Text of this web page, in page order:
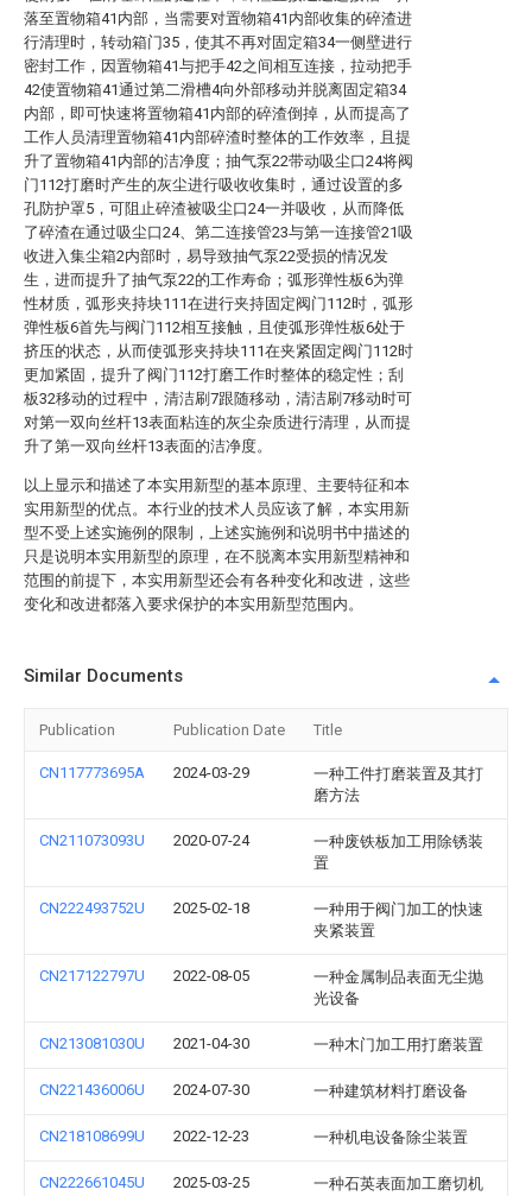
落至置物箱41内部，当需要对置物箱41内部收集的碎渣进
行清理时，转动箱门35，使其不再对固定箱34一侧壁进行
密封工作，因置物箱41与把手42之间相互连接，拉动把手
42使置物箱41通过第二滑槽4向外部移动并脱离固定箱34
内部，即可快速将置物箱41内部的碎渣倒掉，从而提高了
工作人员清理置物箱41内部碎渣时整体的工作效率，且提
升了置物箱41内部的洁净度；抽气泵22带动吸尘口24将阀
门112打磨时产生的灰尘进行吸收收集时，通过设置的多
孔防护罩5，可阻止碎渣被吸尘口24一并吸收，从而降低
了碎渣在通过吸尘口24、第二连接管23与第一连接管21吸
收进入集尘箱2内部时，易导致抽气泵22受损的情况发
生，进而提升了抽气泵22的工作寿命；弧形弹性板6为弹
性材质，弧形夹持块111在进行夹持固定阀门112时，弧形
弹性板6首先与阀门112相互接触，且使弧形弹性板6处于
挤压的状态，从而使弧形夹持块111在夹紧固定阀门112时
更加紧固，提升了阀门112打磨工作时整体的稳定性；刮
板32移动的过程中，清洁刷7跟随移动，清洁刷7移动时可
对第一双向丝杆13表面粘连的灰尘杂质进行清理，从而提
升了第一双向丝杆13表面的洁净度。
以上显示和描述了本实用新型的基本原理、主要特征和本
实用新型的优点。本行业的技术人员应该了解，本实用新
型不受上述实施例的限制，上述实施例和说明书中描述的
只是说明本实用新型的原理，在不脱离本实用新型精神和
范围的前提下，本实用新型还会有各种变化和改进，这些
变化和改进都落入要求保护的本实用新型范围内。
Similar Documents
Publication Publication Date Title
CN117773695A 2024-03-29
一种工件打磨装置及其打
磨方法
CN211073093U 2020-07-24
一种废铁板加工用除锈装
置
CN222493752U 2025-02-18
一种用于阀门加工的快速
夹紧装置
CN217122797U 2022-08-05
一种金属制品表面无尘抛
光设备
CN213081030U 2021-04-30 一种木门加工用打磨装置
CN221436006U 2024-07-30 一种建筑材料打磨设备
CN218108699U 2022-12-23 一种机电设备除尘装置
CN222661045U 2025-03-25 一种石英表面加工磨切机